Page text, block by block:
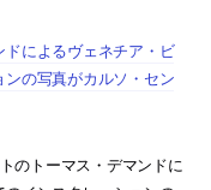
によるヴェネチア・ビ
の写真がカルソ・セン
のトーマス・デマンドに